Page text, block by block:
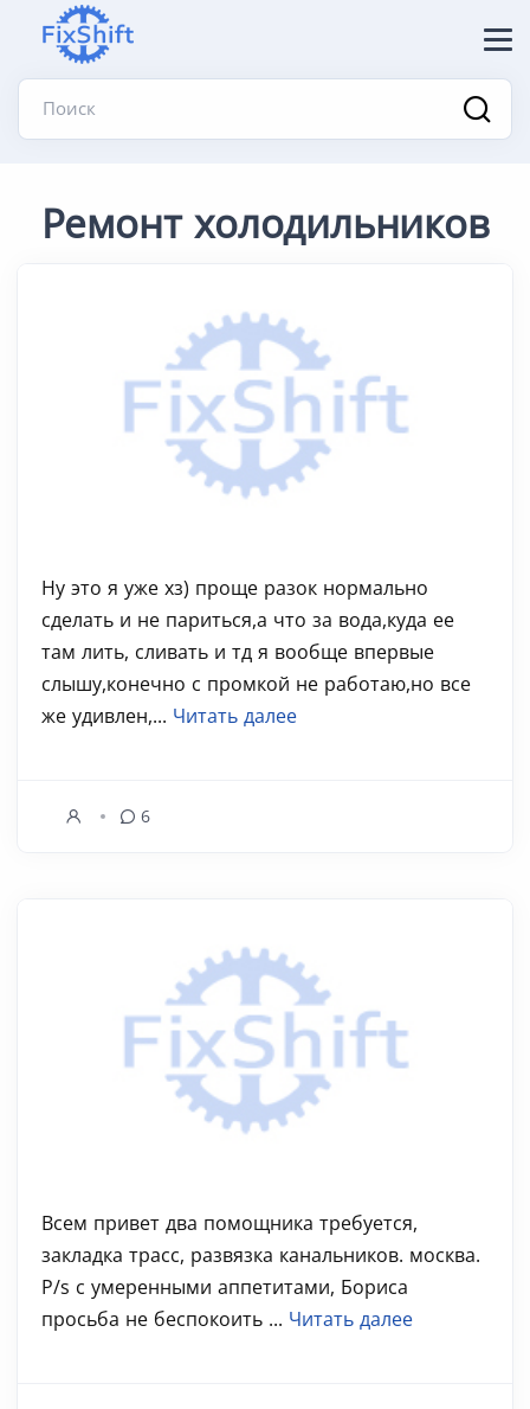
Поиск
Ремонт холодильников
Ну это я уже хз) проще разок нормально
сделать и не париться,а что за вода,куда ее
там лить, сливать и тд я вообще впервые
слышу,конечно с промкой не работаю,но все
же удивлен,... Читать далее
6
Всем привет два помощника требуется,
закладка трасс, развязка канальников. москва.
P/s с умеренными аппетитами, Бориса
просьба не беспокоить ... Читать далее